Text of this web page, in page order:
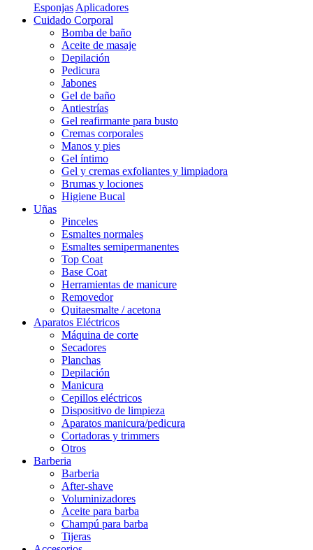
Esponjas Aplicadores
Cuidado Corporal
Bomba de baño
Aceite de masaje
Depilación
Pedicura
Jabones
Gel de baño
Antiestrías
Gel reafirmante para busto
Cremas corporales
Manos y pies
Gel íntimo
Gel y cremas exfoliantes y limpiadora
Brumas y lociones
Higiene Bucal
Uñas
Pinceles
Esmaltes normales
Esmaltes semipermanentes
Top Coat
Base Coat
Herramientas de manicure
Removedor
Quitaesmalte / acetona
Aparatos Eléctricos
Máquina de corte
Secadores
Planchas
Depilación
Manicura
Cepillos eléctricos
Dispositivo de limpieza
Aparatos manicura/pedicura
Cortadoras y trimmers
Otros
Barberia
Barberia
After-shave
Voluminizadores
Aceite para barba
Champú para barba
Tijeras